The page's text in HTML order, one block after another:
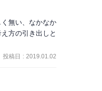
無い、なかなか
方の引き出しと
投稿日 : 2019.01.02